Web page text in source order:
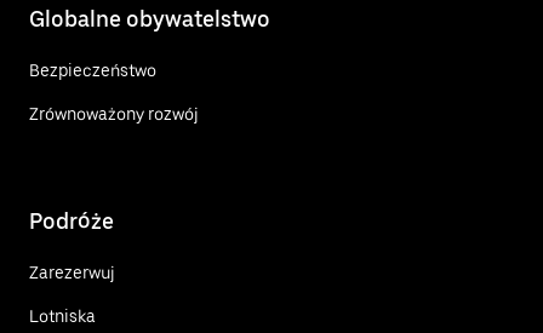
Globalne obywatelstwo
Bezpieczeństwo
Zrównoważony rozwój
Podróże
Zarezerwuj
Lotniska